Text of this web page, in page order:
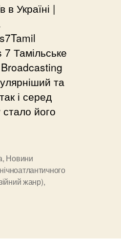
Україні |
Тамільське
та
і серед
стало його
, Новини
жанр),